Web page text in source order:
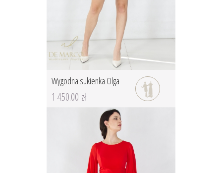
Wygodna sukienka Olga
1 450.00 zł